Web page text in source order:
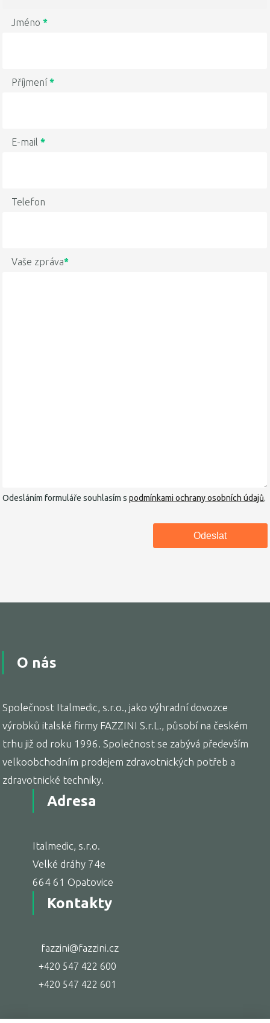
Jméno *
Příjmení*
E-mail *
Telefon
Vaše zpráva*
Odesláním formuláře souhlasím spodmínkami ochrany osobních údajů.
O nás
Společnost Italmedic, s.r.o., jako výhradní dovozce
výrobků italské firmy FAZZINI S.r.L., působí na českém
trhu již od roku 1996. Společnost se zabývá především
velkoobchodním prodejem zdravotnických potřeb a
zdravotnické techniky.
Adresa
Italmedic, s.r.o.
Velké dráhy 74e
664 61 Opatovice
Kontakty
fazzini@fazzini.cz
+420 547 422 600
+420 547 422 601